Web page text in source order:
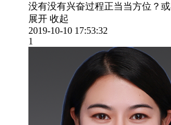
没有没有兴奋过程正当当方位？或
展开 收起
2019-10-10 17:53:32
1